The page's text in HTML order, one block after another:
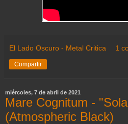
El Lado Oscuro - Metal Critica 1
Compartir
miércoles, 7 de abril de 2021
Mare Cognitum -
(Atmospheric Black)